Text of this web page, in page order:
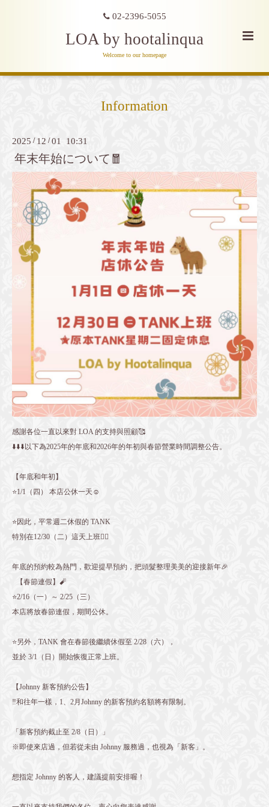
02-2396-5055
LOA by hootalinqua
Welcome to our homepage
Information
2025 / 12 /01 10:31
年末年始について🧧
感謝各位一直以來對 LOA 的支持與照顧🥰
⬇️⬇️⬇️以下為2025年的年底和2026年的年初與春節營業時間調整公告。
【年底和年初】
⭐️1/1（四） 本店公休一天☺️
⭐️因此，平常週二休假的 TANK
特別在12/30（二）這天上班👌🏻
年底的預約較為熱門，歡迎提早預約，把頭髮整理美美的迎接新年🎉
【春節連假】🧨
⭐️2/16（一）～ 2/25（三）
本店將放春節連假，期間公休。
⭐️另外，TANK 會在春節後繼續休假至 2/28（六），
並於 3/1（日）開始恢復正常上班。
【Johnny 新客預約公告】
‼️和往年一樣，1、2月Johnny 的新客預約名額將有限制。
「新客預約截止至 2/8（日）」
※即使來店過，但若從未由 Johnny 服務過，也視為「新客」。
想指定 Johnny 的客人，建議提前安排喔！